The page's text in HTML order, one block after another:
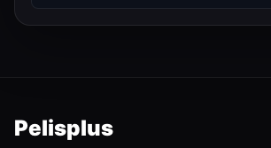
Pelisplus